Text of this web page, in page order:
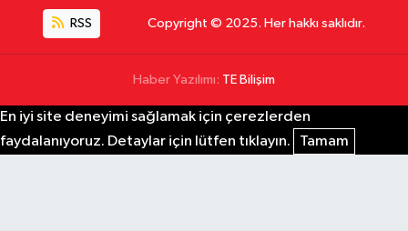
RSS Copyright © 2025. Her hakkı saklıdır.
Haber Yazılımı: TE Bilişim
En iyi site deneyimi sağlamak için çerezlerden
faydalanıyoruz. Detaylar için lütfen tıklayın.
Tamam